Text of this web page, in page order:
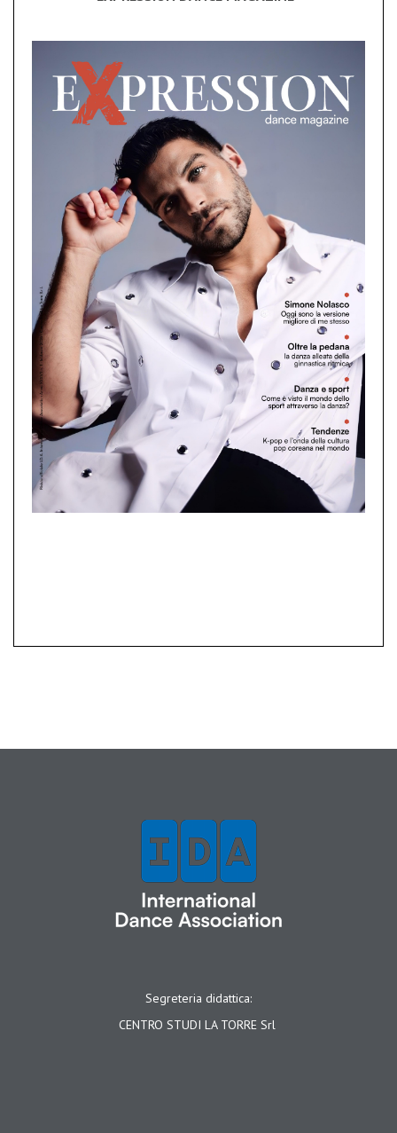
Segreteria didattica:
CENTRO STUDI LA TORRE Srl